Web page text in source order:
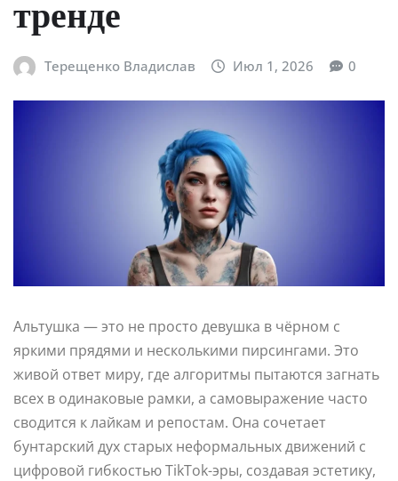
тренде
Терещенко Владислав Июл 1, 2026 0
Альтушка — это не просто девушка в чёрном с
яркими прядями и несколькими пирсингами. Это
живой ответ миру, где алгоритмы пытаются загнать
всех в одинаковые рамки, а самовыражение часто
сводится к лайкам и репостам. Она сочетает
бунтарский дух старых неформальных движений с
цифровой гибкостью TikTok-эры, создавая эстетику,